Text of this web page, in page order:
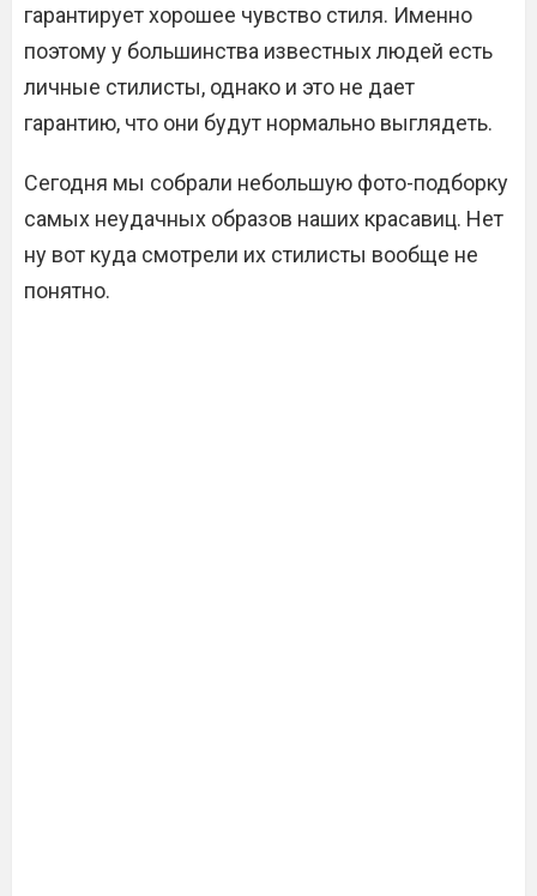
гарантирует хорошее чувство стиля. Именно
поэтому у большинства известных людей есть
личные стилисты, однако и это не дает
гарантию, что они будут нормально выглядеть.
Сегодня мы собрали небольшую фото-подборку
самых неудачных образов наших красавиц. Нет
ну вот куда смотрели их стилисты вообще не
понятно.